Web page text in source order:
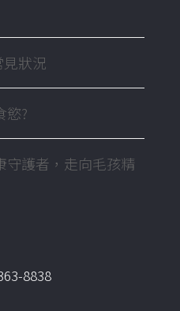
狀況
慾?
守護者，走向毛孩精
8838